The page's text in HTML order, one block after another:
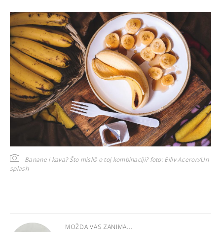
Banane i kava? Što misliš o toj kombinaciji?foto: Eiliv Aceron/Un
splash
MOŽDA VAS ZANIMA...